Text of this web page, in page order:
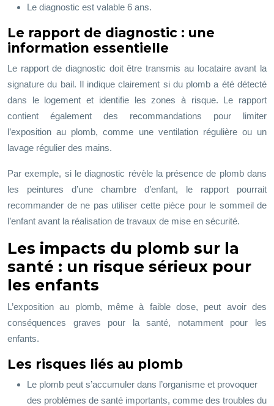
Le diagnostic est valable 6 ans.
Le rapport de diagnostic : une
information essentielle
Le rapport de diagnostic doit être transmis au locataire avant la
signature du bail. Il indique clairement si du plomb a été détecté
dans le logement et identifie les zones à risque. Le rapport
contient également des recommandations pour limiter
l’exposition au plomb, comme une ventilation régulière ou un
lavage régulier des mains.
Par exemple, si le diagnostic révèle la présence de plomb dans
les peintures d’une chambre d’enfant, le rapport pourrait
recommander de ne pas utiliser cette pièce pour le sommeil de
l’enfant avant la réalisation de travaux de mise en sécurité.
Les impacts du plomb sur la
santé : un risque sérieux pour
les enfants
L’exposition au plomb, même à faible dose, peut avoir des
conséquences graves pour la santé, notamment pour les
enfants.
Les risques liés au plomb
Le plomb peut s’accumuler dans l’organisme et provoquer
des problèmes de santé importants, comme des troubles du